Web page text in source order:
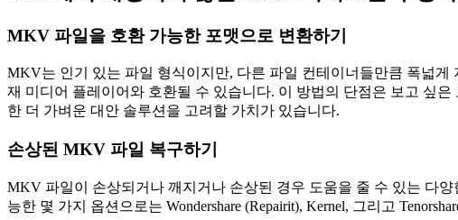
MKV 파일을 호환 가능한 포맷으로 변환하기
MKV는 인기 있는 파일 형식이지만, 다른 파일 컨테이너들만큼 폭넓
재 미디어 플레이어와 호환될 수 있습니다. 이 방법의 단점은 보고 싶
한 더 가벼운 대안 솔루션을 고려할 가치가 있습니다.
손상된 MKV 파일 복구하기
MKV 파일이 손상되거나 깨지거나 손상된 경우 도움을 줄 수 있는 다
능한 몇 가지 옵션으로는 Wondershare (Repairit), Kernel, 그리고